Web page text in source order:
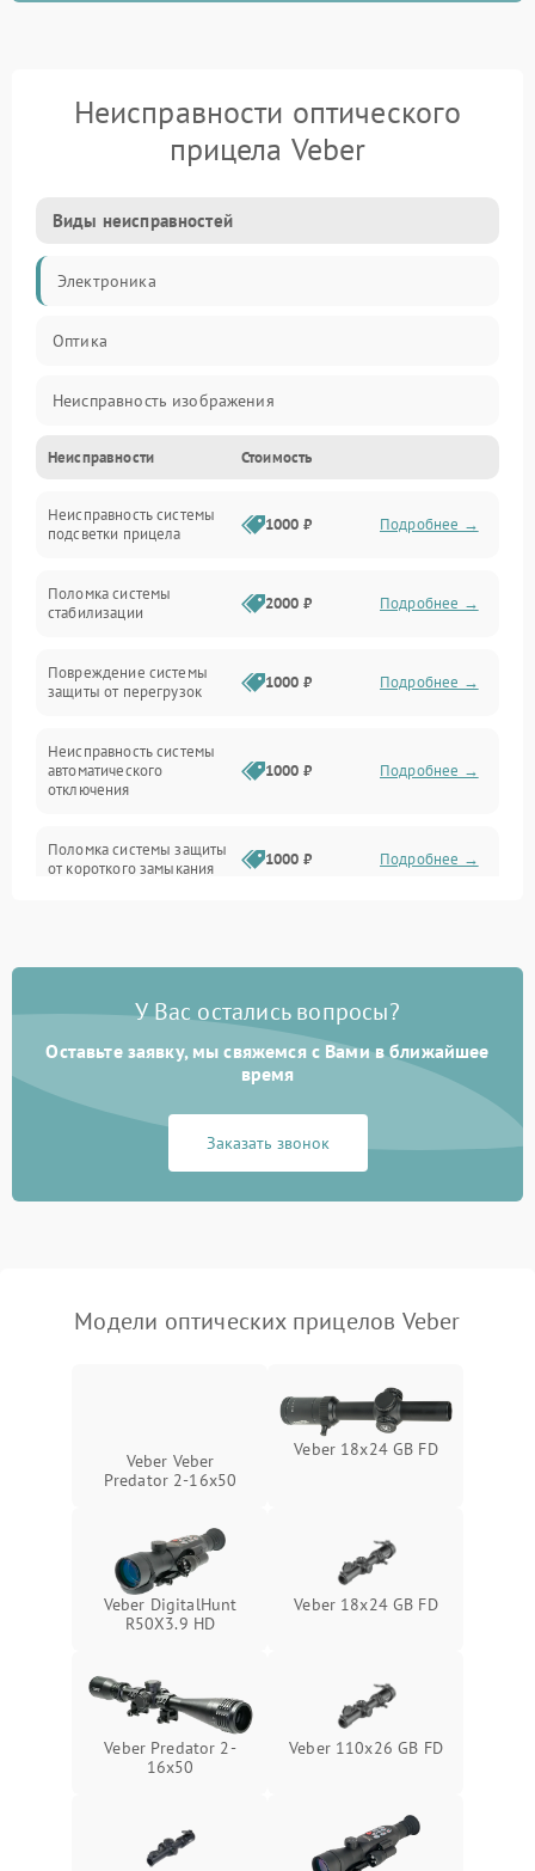
Неисправности оптического
прицела Veber
Виды неисправностей
Электроника
Оптика
Неисправность изображения
Механические повреждения
Неисправность фокусировки и оптики
Электропитание
Механика
Корпус/Герметичность
Неисправности Стоимость
Неисправность системы
подсветки прицела
1000 ₽ Подробнее →
Поломка системы
стабилизации
2000 ₽ Подробнее →
Повреждение системы
защиты от перегрузок
1000 ₽ Подробнее →
Неисправность системы
автоматического
отключения
1000 ₽ Подробнее →
Поломка системы защиты
от короткого замыкания
1000 ₽ Подробнее →
Неисправность системы
перенапряжения
1000 ₽ Подробнее →
Неисправность системы
защиты от замыкания
1000 ₽
защиты от перегрева
У Вас остались вопросы?
Оставьте заявку, мы свяжемся с Вами в ближайшее
время
Заказать звонок
Модели оптических прицелов Veber
Veber Veber
Predator 2-16x50
Veber 18x24 GB FD
Veber DigitalHunt
R50X3.9 HD
Veber 18x24 GB FD
Veber Predator 2-
16x50
Veber 110х26 GB FD